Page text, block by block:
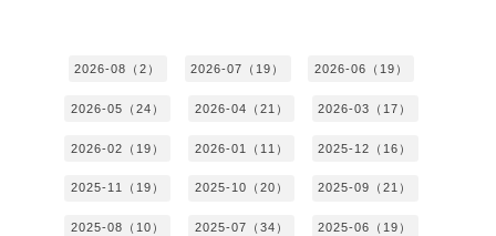
2026-08（2） 2026-07（19） 2026-06（19）
2026-05（24） 2026-04（21） 2026-03（17）
2026-02（19） 2026-01（11） 2025-12（16）
2025-11（19） 2025-10（20） 2025-09（21）
2025-08（10） 2025-07（34） 2025-06（19）